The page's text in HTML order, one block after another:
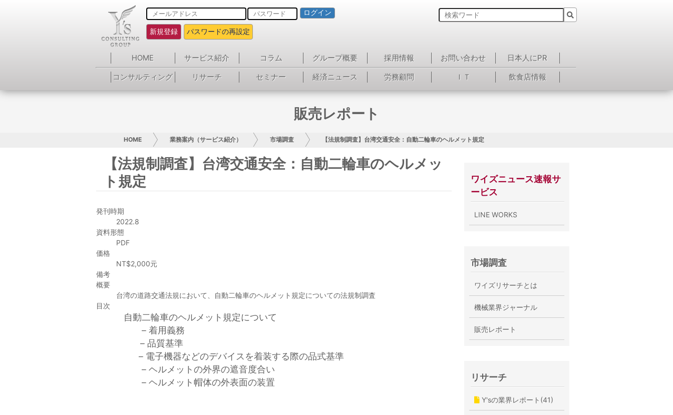
ログイン
新規登録 パスワードの再設定
HOME サービス紹介 コラム グループ概要 採用情報 お問い合わせ
日本人にPR
コンサルティング
リサーチ セミナー 経済ニュース 労務顧問 ＩＴ 飲食店情報
販売レポート
HOME 業務案内（サービス紹介） 市場調査 【法規制調査】台湾交通安全：自動二輪車のヘルメット規定
【法規制調査】台湾交通安全：自動二輪車のヘルメッ
ト規定
発刊時期
2022.8
資料形態
PDF
価格
NT$2,000元
備考
概要
台湾の道路交通法規において、自動二輪車のヘルメット規定についての法規制調査
目次
自動二輪車のヘルメット規定について
– 着用義務
– 品質基準
– 電子機器などのデバイスを着装する際の品式基準
– ヘルメットの外界の遮音度合い
– ヘルメット帽体の外表面の装置
ワイズニュース速報サ
ービス
LINE WORKS
市場調査
ワイズリサーチとは
機械業界ジャーナル
販売レポート
リサーチ
Y'sの業界レポート(41)